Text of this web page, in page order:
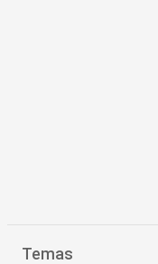
Temas